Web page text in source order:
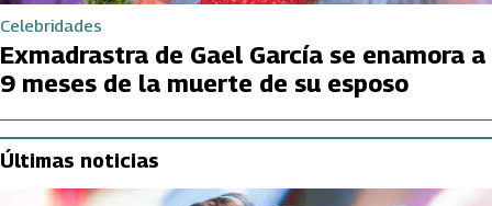
Celebridades
Exmadrastra de Gael García se enamora a
9 meses de la muerte de su esposo
Últimas noticias